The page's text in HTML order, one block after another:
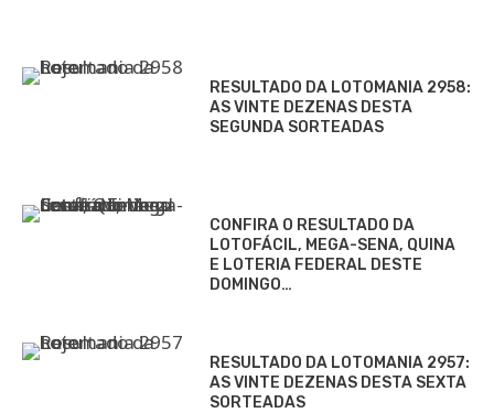
RESULTADO DA LOTOMANIA 2958:
AS VINTE DEZENAS DESTA
SEGUNDA SORTEADAS
CONFIRA O RESULTADO DA
LOTOFÁCIL, MEGA-SENA, QUINA
E LOTERIA FEDERAL DESTE
DOMINGO…
RESULTADO DA LOTOMANIA 2957:
AS VINTE DEZENAS DESTA SEXTA
SORTEADAS